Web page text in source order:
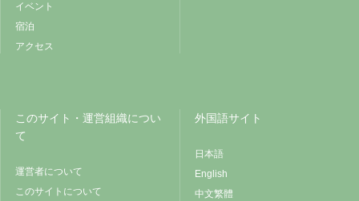
イベント
宿泊
アクセス
このサイト・運営組織につい
て
運営者について
このサイトについて
外国語サイト
日本語
English
中文繁體